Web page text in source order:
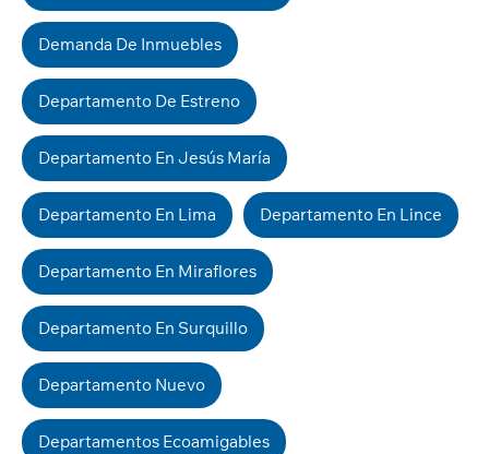
Demanda De Inmuebles
Departamento De Estreno
Departamento En Jesús María
Departamento En Lima Departamento En Lince
Departamento En Miraflores
Departamento En Surquillo
Departamento Nuevo
Departamentos Ecoamigables